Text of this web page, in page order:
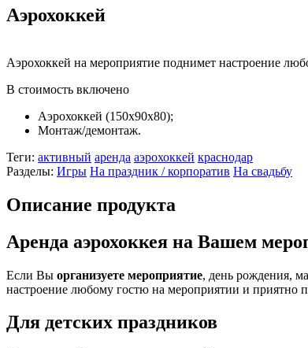
Аэрохоккей
Аэрохоккей на мероприятие поднимет настроение
В стоимость включено
Аэрохоккей (150х90х80);
Монтаж/демонтаж.
Теги: активный аренда аэрохоккей краснодар
Разделы: Игры На праздник / корпоратив На свадьбу
Описание продукта
Аренда аэрохоккея на Вашем
Если Вы организуете мероприятие, день рождения,
настроение любому гостю на мероприятии и приятно
Для детских праздников